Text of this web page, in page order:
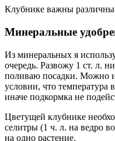
Клубнике важны
Минеральные
Из минеральных я
очередь. Развожу 1 ст. л.
поливаю посадки. Можно
условии, что температура
иначе подкормка не
Цветущей клубнике
селитры (1 ч. л. на ведро
на одно растение.